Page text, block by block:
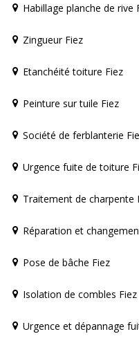
Habillage planche de rive
Zingueur Fiez
Etanchéité toiture Fiez
Peinture sur tuile Fiez
Société de ferblanterie
Urgence fuite de toiture
Traitement de charpente
Réparation et
Pose de bâche Fiez
Isolation de combles Fiez
Urgence et dépannage